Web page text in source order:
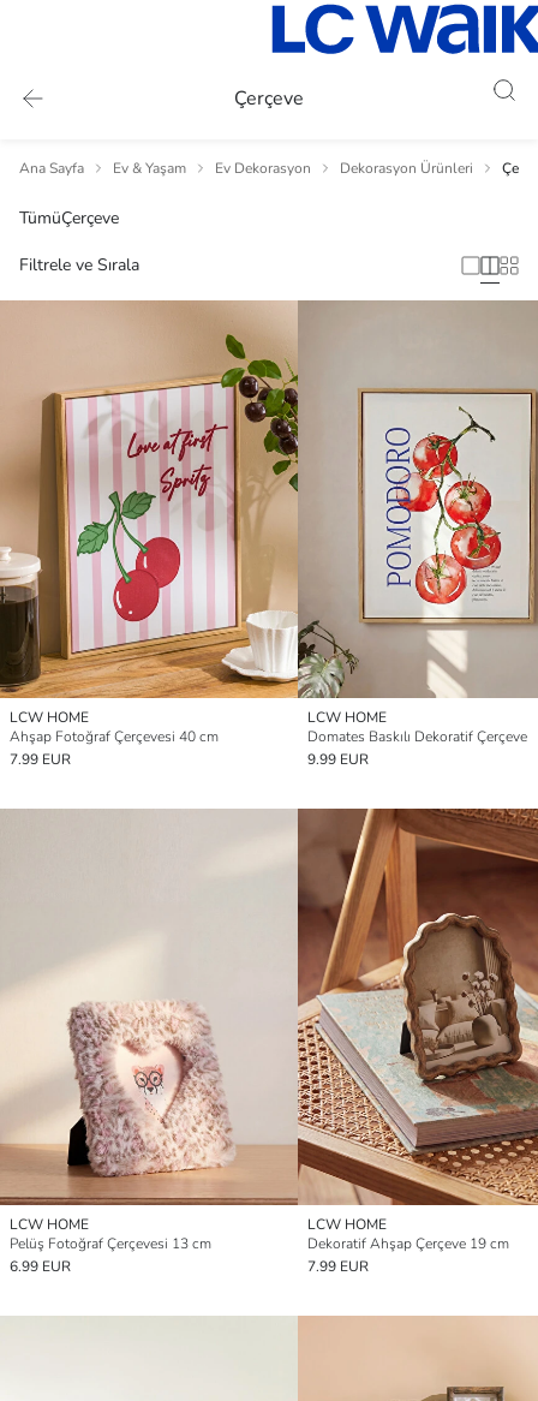
Çerçeve
Ana Sayfa Ev & Yaşam Ev Dekorasyon Dekorasyon Ürünleri
TümüÇerçeve
Filtrele ve Sırala
LCW HOME
Ahşap Fotoğraf Çerçevesi 40 cm
7.99 EUR
LCW HOME
Domates Baskılı Dekoratif Çerçeve
9.99 EUR
LCW HOME
Pelüş Fotoğraf Çerçevesi 13 cm
6.99 EUR
LCW HOME
Dekoratif Ahşap Çerçeve 19 cm
7.99 EUR